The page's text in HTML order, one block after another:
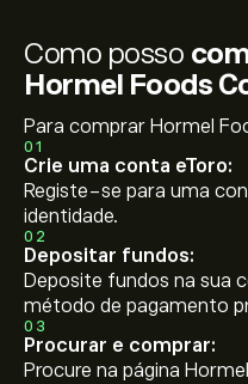
Como posso
Hormel Foods
Para comprar Hormel
01
Crie uma conta eToro:
Registe-se para uma
identidade.
02
Depositar fundos:
Deposite fundos na sua
método de pagamento
03
Procurar e comprar:
Procure na página